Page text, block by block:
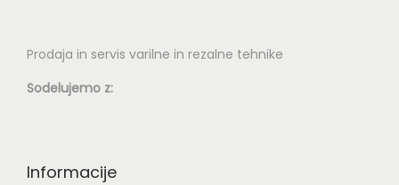
Prodaja in servis varilne in rezalne tehnike
Sodelujemo z:
Informacije